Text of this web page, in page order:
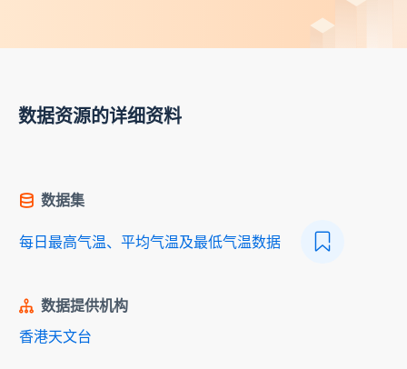
数据资源的详细资料
数据集
每日最高气温、平均气温及最低气温数据
数据提供机构
香港天文台